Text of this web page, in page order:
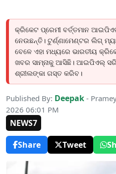
କ୍ରିକେଟ ପ୍ରେମୀ ବର୍ତ୍ତମାନ
ନେଉଛନ୍ତି। ଟୁର୍ଣ୍ଣାମେଣ୍ଟର ଲିଗ୍
ବେଳେ ଏହା ମଧ୍ୟରେ ଭାରତୀୟ
ଖବର ସାମ୍ନାକୁ ଆସିଛି। ଆଇପିଏଲ୍
ଶ୍ରୀଲଙ୍କା ଗସ୍ତ କରିବ।
Published By: Deepak -
2026 06:01 PM
NEWS7
Share
Tweet